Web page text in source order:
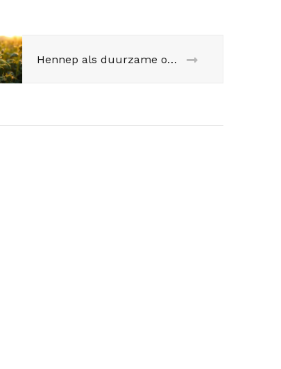
Hennep als duurzame oplossing: van kleding tot bouwmaterialen